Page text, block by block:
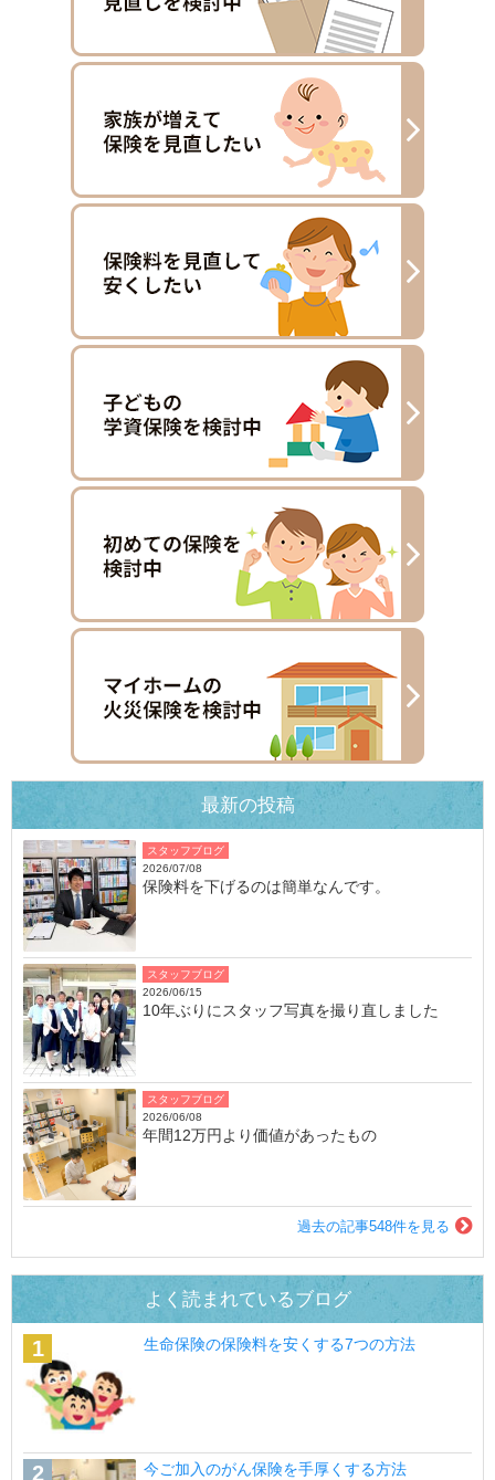
最新の投稿
スタッフブログ
2026/07/08
保険料を下げるのは簡単なんです。
スタッフブログ
2026/06/15
10年ぶりにスタッフ写真を撮り直しました
スタッフブログ
2026/06/08
年間12万円より価値があったもの
過去の記事548件を見る
よく読まれているブログ
生命保険の保険料を安くする7つの方法
今ご加入のがん保険を手厚くする方法